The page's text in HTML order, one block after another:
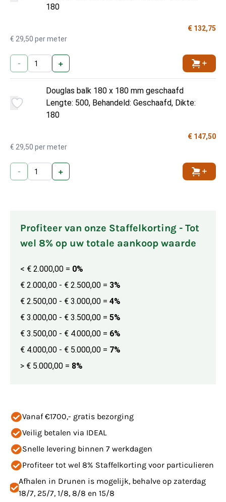
180
€ 132,75
€ 29,50 per meter
- +
Douglas balk 180 x 180 mm geschaafd
Lengte: 500, Behandeld: Geschaafd, Dikte:
180
€ 147,50
€ 29,50 per meter
- +
Profiteer van onze Staffelkorting - Tot
wel 8% op uw totale aankoop waarde
< € 2.000,00 = 0%
€ 2.000,00 - € 2.500,00 = 3%
€ 2.500,00 - € 3.000,00 = 4%
€ 3.000,00 - € 3.500,00 = 5%
€ 3.500,00 - € 4.000,00 = 6%
€ 4.000,00 - € 5.000,00 = 7%
> € 5.000,00 = 8%
Vanaf €1700,- gratis bezorging
Veilig betalen via IDEAL
Snelle levering binnen 7 werkdagen
Profiteer tot wel 8% Staffelkorting voor particulieren
Afhalen in Drunen is mogelijk, behalve op zaterdag
18/7, 25/7, 1/8, 8/8 en 15/8